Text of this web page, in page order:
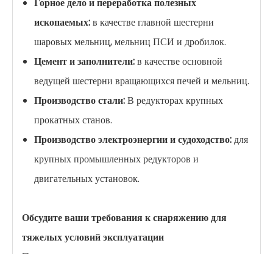
ископаемых:в качестве главной шестерни
шаровых мельниц, мельниц ПСИ и дробилок.
Цемент и заполнители:в качестве основной
ведущей шестерни вращающихся печей и мельниц.
Производство стали:В редукторах крупных
прокатных станов.
Производство электроэнергии и судоходство:для
крупных промышленных редукторов и
двигательных установок.
Обсудите ваши требования к снаряжению для
тяжелых условий эксплуатации